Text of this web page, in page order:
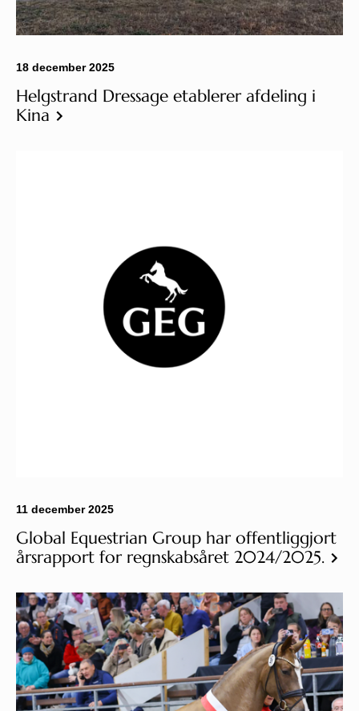
18 december 2025
Helgstrand Dressage etablerer afdeling i
Kina
11 december 2025
Global Equestrian Group har offentliggjort
årsrapport for regnskabsåret 2024/2025.